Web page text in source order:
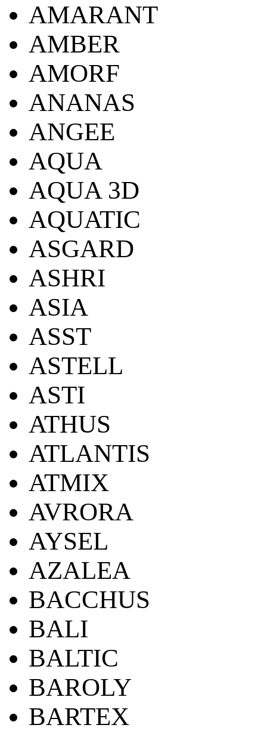
AMARANT
AMBER
AMORF
ANANAS
ANGEE
AQUA
AQUA 3D
AQUATIC
ASGARD
ASHRI
ASIA
ASST
ASTELL
ASTI
ATHUS
ATLANTIS
ATMIX
AVRORA
AYSEL
AZALEA
BACCHUS
BALI
BALTIC
BAROLY
BARTEX